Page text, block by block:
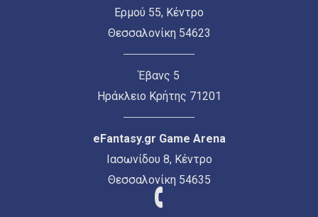
Ερμού 55, Κέντρο
Θεσσαλονίκη 54623
Έβανς 5
Ηράκλειο Κρήτης 71201
eFantasy.gr Game Arena
Ιασωνίδου 8, Κέντρο
Θεσσαλονίκη 54635